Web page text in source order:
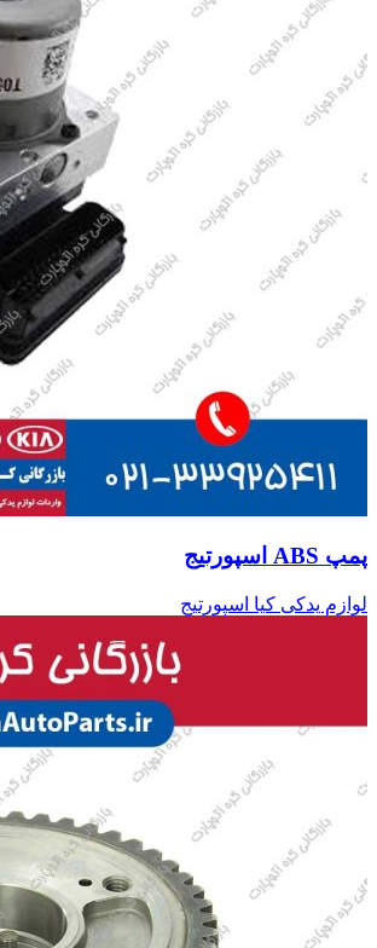
پمپ ABS اسپورتیج
لوازم یدکی کیا اسپورتیج